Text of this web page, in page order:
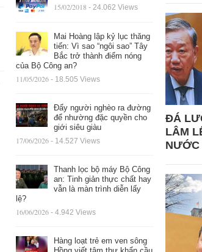
15/02/2018 - 24.062 Views
Mai Hoàng lập kỷ lục thăng
tiến: Vì sao “ngôi sao” Tây
Bắc trở thành điểm nóng
của Bộ Công an?
11/05/2026 - 18.505 Views
Đẩy người nghèo ra đường
để nhường đặc quyền cho
giới siêu giàu
17/06/2026 - 14.527 Views
Thanh lọc bộ máy Bộ Công
an: Tinh giản thực chất hay
vẫn là màn trình diễn lấy
lệ?
16/06/2026 - 4.942 Views
Hàng loạt trẻ em ven sông
ĐÁ
LÂM
NƯỚC